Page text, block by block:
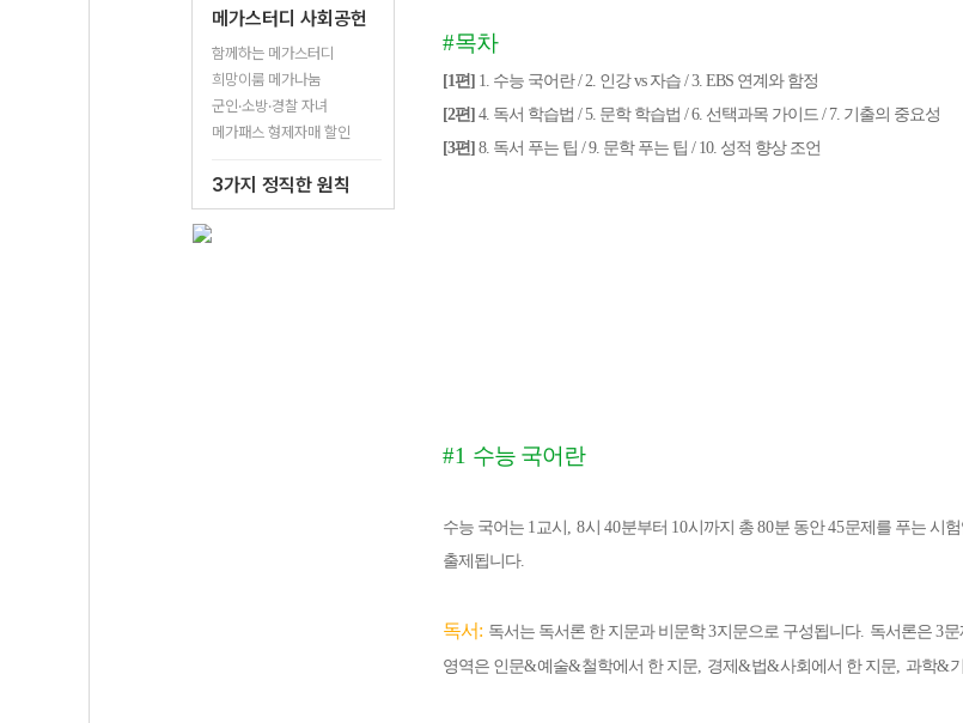
메가스터디 사회공헌
함께하는 메가스터디
희망이룸 메가나눔
군인·소방·경찰 자녀
메가패스 형제자매 할인
3가지 정직한 원칙
#목차
[1편] 1. 수능 국어란 / 2. 인강 vs 자습 / 3. EBS 연계와 함정
[2편] 4. 독서 학습법 / 5. 문학 학습법 / 6. 선택과목 가이드 / 7. 기출의 중요성
[3편] 8. 독서 푸는 팁 / 9. 문학 푸는 팁 / 10. 성적 향상 조언
#1 수능 국어란
수능 국어는 1교시 , 8시 40분부터 10시까지 총 80분 동안45문제를 푸는 시
출제됩니다.
독서: 독서는 독서론 한 지문과 비문학3지문으로 구성됩니다. 독서론은 3문
영역은 인문&예술&철학에서 한 지문, 경제 &법&사회에서 한 지문, 과학&